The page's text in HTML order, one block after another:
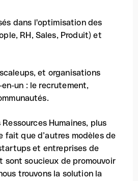
dans l'optimisation des
RH, Sales, Produit) et
et organisations
un : le recrutement,
Humaines, plus
que d’autres modèles de
et entreprises de
soucieux de promouvoir
trouvons la solution la